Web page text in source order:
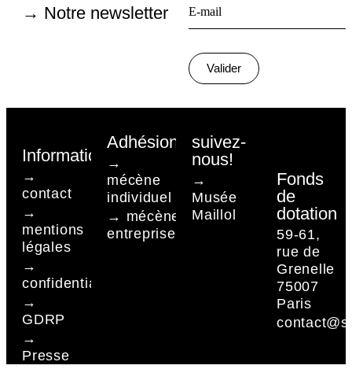
→ Notre newsletter
Valider
Informations
→
contact
→
mentions
légales
→
confidentialité
→
GDRP
→
Presse
Adhésion
→
mécène
individuel
→ mécène
entreprises
suivez-
nous!
→
Musée
Maillol
Fonds
de
dotation
59-61,
rue de
Grenelle
75007
Paris